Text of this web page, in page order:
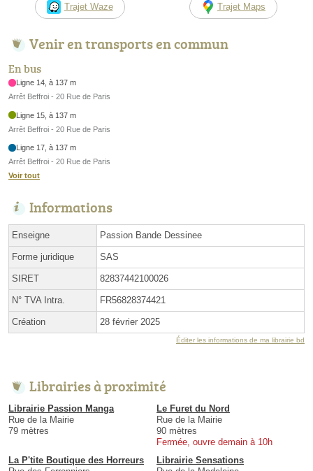
Trajet Waze Trajet Maps
Venir en transports en commun
En bus
Ligne 14, à 137 m
Arrêt Beffroi - 20 Rue de Paris
Ligne 15, à 137 m
Arrêt Beffroi - 20 Rue de Paris
Ligne 17, à 137 m
Arrêt Beffroi - 20 Rue de Paris
Voir tout
Informations
Enseigne Passion Bande Dessinee
Forme juridique SAS
SIRET 82837442100026
N° TVA Intra. FR56828374421
Création 28 février 2025
Éditer les informations de ma librairie bd
Librairies à proximité
Librairie Passion Manga
Rue de la Mairie
79 mètres
Le Furet du Nord
Rue de la Mairie
90 mètres
Fermée, ouvre demain à 10h
La P'tite Boutique des Horreurs
Librairie Sensations